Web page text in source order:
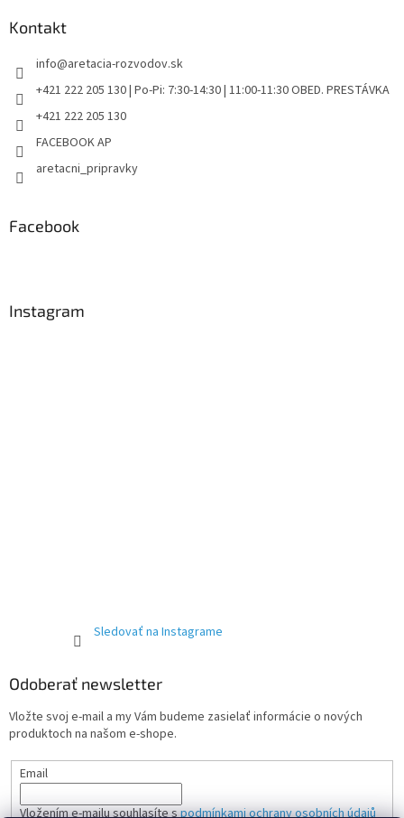
Kontakt
info@aretacia-rozvodov.sk
+421 222 205 130 | Po-Pi: 7:30-14:30 | 11:00-11:30 OBED. PRESTÁVKA
+421 222 205 130
FACEBOOK AP
aretacni_pripravky
Facebook
Instagram
Sledovať na Instagrame
Odoberať newsletter
Vložte svoj e-mail a my Vám budeme zasielať informácie o nových
produktoch na našom e-shope.
Email
Vložením e-mailu souhlasíte spodmínkami ochrany osobních údajů